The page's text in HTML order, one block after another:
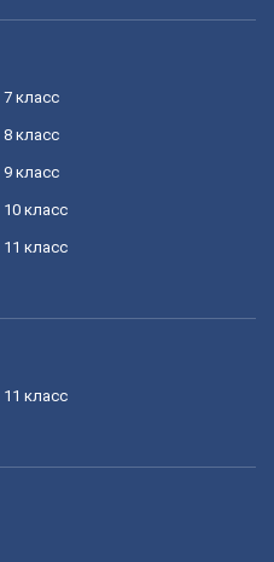
7 класс
8 класс
9 класс
10 класс
11 класс
11 класс